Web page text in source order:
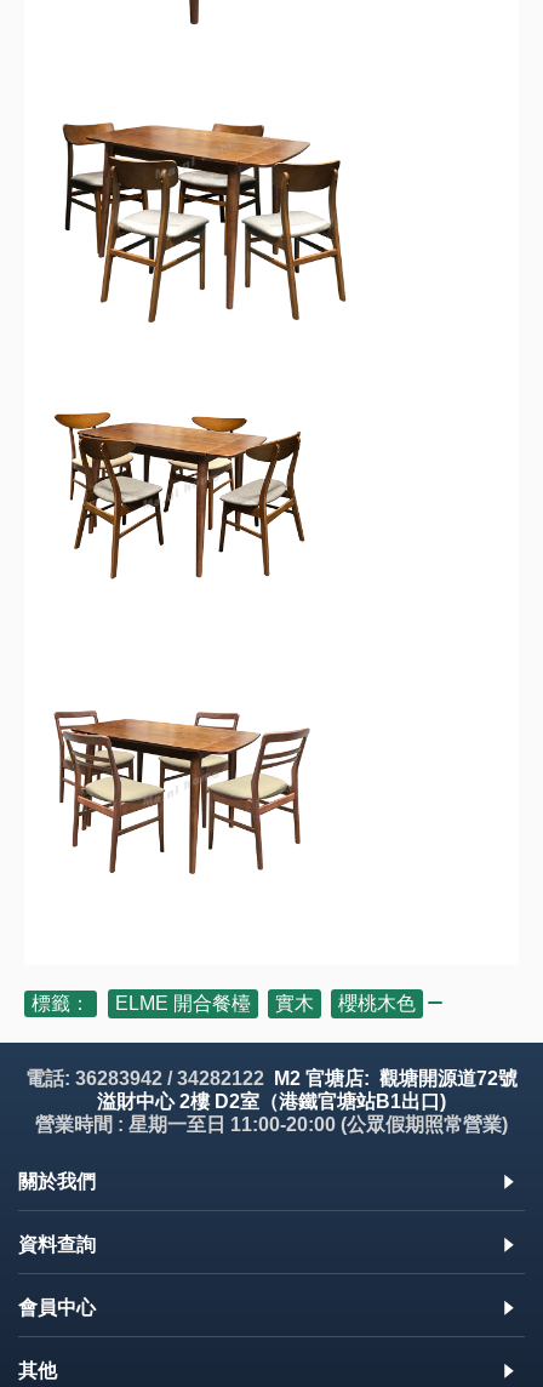
標籤： ELME 開合餐檯 實木 櫻桃木色
電話: 36283942 / 34282122
M2 官塘店: 觀塘開源道72號
溢財中心 2樓 D2室（港鐵官塘站B1出口)
營業時間 : 星期一至日 11:00-20:00 (公眾假期照常營業)
關於我們
資料查詢
會員中心
其他